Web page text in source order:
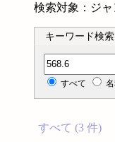
検索対象：ジャ
キーワード検索
分類記号検索
すべて
すべて (3 件)